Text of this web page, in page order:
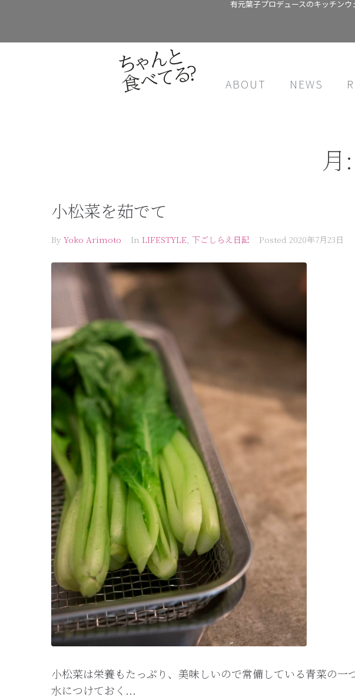
有元葉子プロデュースのキッチン
ABOUT NEWS
月:
小松菜を茹でて
By Yoko Arimoto In LIFESTYLE, 下ごしらえ日記 Posted 2020年7月23日
小松菜は栄養もたっぷり、美味しいので常備している青菜の一
水につけておく...